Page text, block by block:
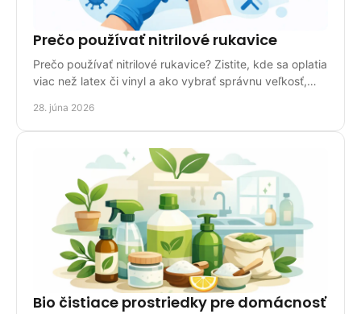
Prečo používať nitrilové rukavice
Prečo používať nitrilové rukavice? Zistite, kde sa oplatia
viac než latex či vinyl a ako vybrať správnu veľkosť,
28. júna 2026
Bio čistiace prostriedky pre domácnosť